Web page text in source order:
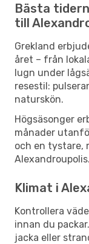
Bästa
till
Grekland
året – från
lugn under
resestil:
naturskön.
Högsäsonger
månader
och en tystare,
Alexandroupolis.
Klimat i
Kontrollera
innan du
jacka eller